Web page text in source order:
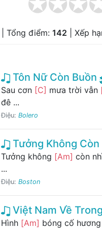
| Tổng điểm: 142 | Xếp
Tôn Nữ Còn Buồn
Sau cơn [C] mưa trời vẫn
đê ...
Điệu: Bolero
Tưởng Không Còn
Tưởng không [Am] còn
...
Điệu: Boston
Việt Nam Về
Hình [Am] bóng cố